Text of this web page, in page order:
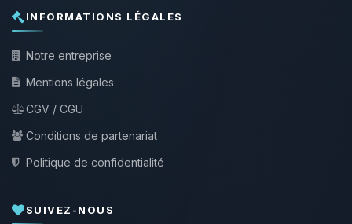
INFORMATIONS LÉGALES
Notre entreprise
Mentions légales
CGV / CGU
Conditions de partenariat
Politique de confidentialité
SUIVEZ-NOUS